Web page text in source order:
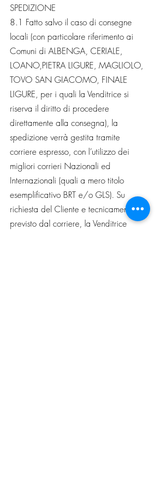
SPEDIZIONE
8.1 Fatto salvo il caso di consegne
locali (con particolare riferimento ai
Comuni di ALBENGA, CERIALE,
LOANO,PIETRA LIGURE, MAGLIOLO,
TOVO SAN GIACOMO, FINALE
LIGURE, per i quali la Venditrice si
riserva il diritto di procedere
direttamente alla consegna), la
spedizione verrà gestita tramite
corriere espresso, con l’utilizzo dei
migliori corrieri Nazionali ed
Internazionali (quali a mero titolo
esemplificativo BRT e/o GLS). Su
richiesta del Cliente e tecnicamente
previsto dal corriere, la Venditrice